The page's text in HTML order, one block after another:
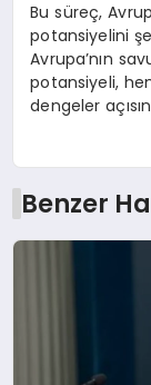
Bu süreç,
potansiyelini
Avrupa’nın
potansiyeli,
dengeler
Benzer